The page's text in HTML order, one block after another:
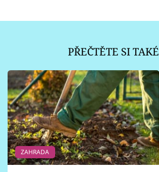
PŘEČTĚTE SI TAKÉ
ZAHRADA